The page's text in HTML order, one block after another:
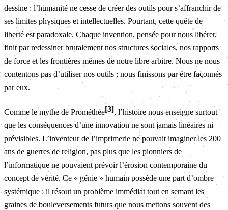
dessine : l’humanité ne cesse de créer des outils pour s’affranchir de
ses limites physiques et intellectuelles. Pourtant, cette quête de
liberté est paradoxale. Chaque invention, pensée pour nous libérer,
finit par redessiner brutalement nos structures sociales, nos rapports
de force et les frontières mêmes de notre libre arbitre. Nous ne nous
contentons pas d’utiliser nos outils ; nous finissons par être façonnés
par eux.
Comme le mythe de Prométhée 3 , l’histoire nous enseigne surtout
que les conséquences d’une innovation ne sont jamais linéaires ni
prévisibles. L’inventeur de l’imprimerie ne pouvait imaginer les 200
ans de guerres de religion, pas plus que les pionniers de
l’informatique ne pouvaient prévoir l’érosion contemporaine du
concept de vérité. Ce « génie » humain possède une part d’ombre
systémique : il résout un problème immédiat tout en semant les
graines de bouleversements futurs que nous mettons souvent des